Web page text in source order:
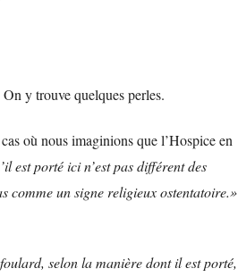
On y trouve quelques perles.
où nous imaginions que l’Hospice en
est porté ici n’est pas différent des
comme un signe religieux ostentatoire.»
selon la manière dont il est porté,